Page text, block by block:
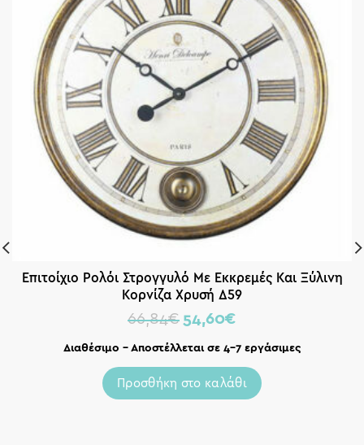
Επιτοίχιο Ρολόι Στρογγυλό Με Εκκρεμές Και Ξύλινη
Κορνίζα Χρυσή Δ59
66,84€ 54,60€
Διαθέσιμο – Αποστέλλεται σε 4-7 εργάσιμες
Προσθήκη στο καλάθι